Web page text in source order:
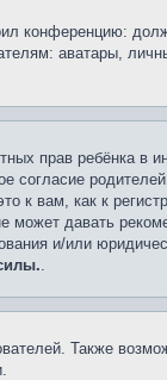
конференцию:
аватары,
прав ребёнка
к вам, как к
давать
и/или
.
Также